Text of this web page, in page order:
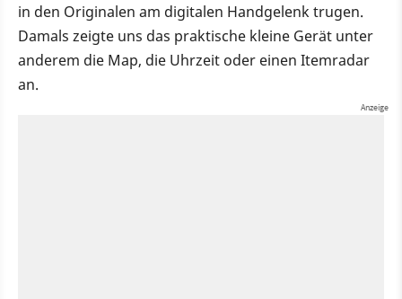
in den Originalen am digitalen Handgelenk trugen.
Damals zeigte uns das praktische kleine Gerät unter
anderem die Map, die Uhrzeit oder einen Itemradar
an.